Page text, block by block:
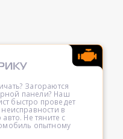
Загораются
панели? Наш
быстро проведет
в
Не тяните с
опытному